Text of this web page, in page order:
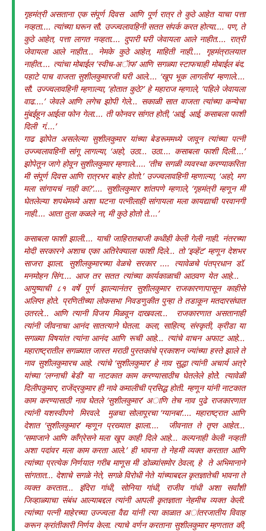
गृहमंत्री असताना एक संपूर्ण दिवस आणि पूर्ण रात्र ते कुठे आहेत याचा पत्ता
नव्हता.... त्यांच्या घरून सौ. उज्ज्वलावहिनी सतत संपर्क करत होत्या.... पण, ते
कुठे आहेत, पत्ता लागत नव्हता.... दुपारी घरी जेवायला आले नाहीत.... रात्री
जेवायला आले नाहीत... नेमके कुठे आहेत, माहिती नाही.... गृहमंत्रालयात
नाहीत.... त्यांचा मोबाईल ‘स्वीच-अॅाफ’ आणि सगळ्या स्टाफचाही मोबाईल बंद.
पहाटे पाच वाजता सुशीलकुमारजी घरी आले.... ‘खूप भूक लागलीय’ म्हणाले....
सौ. उज्ज्वलावहिनी म्हणाल्या, ‘होतात कुठे?’ हे महाराज म्हणाले, ‘पहिले जेवायला
वाढ....’ जेवले आणि लगेच झोपी गेले... सकाळी सात वाजता त्यांच्या कन्येचा
मुंबईहून आईला फोन गेला.... ती फोनवर सांगत होती, ‘आई, आई, कसाबला फाशी
दिली गं....’
गाढ झोपेत असलेल्या सुशीलकुमार यांच्या बेडरूममध्ये जावून त्यांच्या पत्नी
उज्ज्वलावहिनी सांगू लागल्या, ‘अहो, उठा... उठा.... कसाबला फाशी दिली....’
झोपेतून जागे होवून सुशीलकुमार म्हणाले..... ‘तीच सगळी व्यवस्था करण्याकरिता
मी संपूर्ण दिवस आणि रात्रभर बाहेर होतो.’ उज्ज्वलावहिनी म्हणाल्या, ‘अहो, मग
मला सांगायचं नाही का?’.... सुशीलकुमार शांतपणे म्हणाले, ‘गृहमंत्री म्हणून मी
घेतलेल्या शपथेमध्ये अशा घटना पत्नीलाही सांगायला मला कायद्याची परवानगी
नाही.... आता तुला कळले ना, मी कुठे होतो ते....’
कसाबला फाशी झाली.... याची जाहिरातबाजी कधीही केली गेली नाही. नंतरच्या
माेदी सरकारने अशाच एका अतिरेक्याला फाशी दिले... तो ‘इव्हेंट’ म्हणून देशभर
साजरा झाला. सुशीलकुमारच्या वेळचे सरकार .... त्यावेळचे पंतप्रधान डॉ.
मनमोहन सिंग.... आज तर सतत त्यांच्या कार्यकाळाची आठवण येत आहे...
आयुष्याची ८१ वर्षे पूर्ण झाल्यानंतर सुशीलकुमार राजकारणापासून काहीसे
अलिप्त होते. प्रणितीच्या लोकसभा निवडणुकीत पुन्हा ते तडाकून मतदारसंघात
उतरले... आणि त्यानी विजय मिळवून दाखवला... राजकारणात असतानाही
त्यांनी जीवनाचा आनंद सातत्याने घेतला. कला, साहित्य, संस्कृती, क्रीडा या
सगळ्या विषयांत त्यांना आनंद आणि रूची आहे... त्यांचे वाचन अफाट आहे...
महाराष्ट्रातील सगळ्यात जास्त मराठी पुस्तकांचे प्रकाशन ज्यांच्या हस्ते झाले ते
नाव सुशीलकुमारच आहे. त्यांचे ‘सुशीलकुमार’ हे नाव सुद्धा त्यांनी अचार्य अत्रे
यांच्या ‘लग्नाची बेडी’ या नाटकात काम करण्यासाठीच घेतलेले होतेे. त्यावेळी
दिलीपकुमार, राजेंद्रकुमार ही नावे कमालीची प्रसिद्ध होती. म्हणून यांनी नाटकात
काम करण्यासाठी नाव घेतले ‘सुशीलकुमार’ अाणि तेच नाव पुढे राजकारणात
त्यांनी यशस्वीपणे मिरवले. मुळचा सोलापूरचा ‘ग्यानबा’.... महाराष्ट्रात आणि
देशात ‘सुशीलकुमार’ म्हणून प्रख्यात झाला.... जीवनात ते तृप्त आहेत...
‘समाजाने आणि काँग्रेसने मला खूप काही दिले आहे... कल्पनाही केली नव्हती
अशा पदांवर मला काम करता आले.’ ही भावना ते नेहमी व्यक्त करतात आणि
त्यांच्या प्रत्येक निर्णयात गरीब माणूस मी डोळ्यांसमोर ठेवला, हे ते अभिमानाने
सांगतात... देशाचे सगळे नेते, सगळे विरोधी नेते यांच्याबद्दल कृतज्ञातेची भावना ते
व्यक्त करतात... इंदिरा गांधी, सोनिया गांधी, राजीव गांधी अशा सर्वांशी
जिव्हाळ्याचा संबंध आल्याबद्दल त्यांनी आपली कृतज्ञाता नेहमीच व्यक्त केली.
त्यांच्या पत्नी माहेरच्या उज्ज्वला वैद्य यांनी त्या काळात अांतरजातीय विवाह
करून क्रांतीकारी निर्णय केला. त्याचे वर्णन करताना सुशीलकुमार म्हणतात की,